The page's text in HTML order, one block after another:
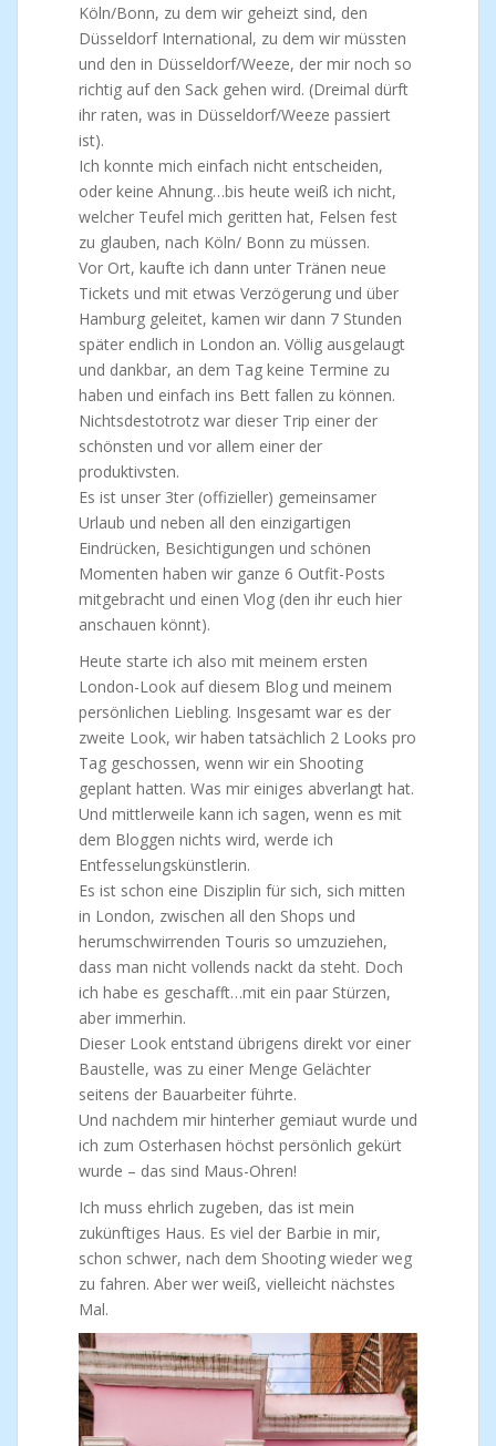
Köln/Bonn, zu dem wir geheizt sind, den
Düsseldorf International, zu dem wir müssten
und den in Düsseldorf/Weeze, der mir noch so
richtig auf den Sack gehen wird. (Dreimal dürft
ihr raten, was in Düsseldorf/Weeze passiert
ist).
Ich konnte mich einfach nicht entscheiden,
oder keine Ahnung…bis heute weiß ich nicht,
welcher Teufel mich geritten hat, Felsen fest
zu glauben, nach Köln/ Bonn zu müssen.
Vor Ort, kaufte ich dann unter Tränen neue
Tickets und mit etwas Verzögerung und über
Hamburg geleitet, kamen wir dann 7 Stunden
später endlich in London an. Völlig ausgelaugt
und dankbar, an dem Tag keine Termine zu
haben und einfach ins Bett fallen zu können.
Nichtsdestotrotz war dieser Trip einer der
schönsten und vor allem einer der
produktivsten.
Es ist unser 3ter (offizieller) gemeinsamer
Urlaub und neben all den einzigartigen
Eindrücken, Besichtigungen und schönen
Momenten haben wir ganze 6 Outfit-Posts
mitgebracht und einen Vlog (den ihr euch hier
anschauen könnt).
Heute starte ich also mit meinem ersten
London-Look auf diesem Blog und meinem
persönlichen Liebling. Insgesamt war es der
zweite Look, wir haben tatsächlich 2 Looks pro
Tag geschossen, wenn wir ein Shooting
geplant hatten. Was mir einiges abverlangt hat.
Und mittlerweile kann ich sagen, wenn es mit
dem Bloggen nichts wird, werde ich
Entfesselungskünstlerin.
Es ist schon eine Disziplin für sich, sich mitten
in London, zwischen all den Shops und
herumschwirrenden Touris so umzuziehen,
dass man nicht vollends nackt da steht. Doch
ich habe es geschafft…mit ein paar Stürzen,
aber immerhin.
Dieser Look entstand übrigens direkt vor einer
Baustelle, was zu einer Menge Gelächter
seitens der Bauarbeiter führte.
Und nachdem mir hinterher gemiaut wurde und
ich zum Osterhasen höchst persönlich gekürt
wurde – das sind Maus-Ohren!
Ich muss ehrlich zugeben, das ist mein
zukünftiges Haus. Es viel der Barbie in mir,
schon schwer, nach dem Shooting wieder weg
zu fahren. Aber wer weiß, vielleicht nächstes
Mal.